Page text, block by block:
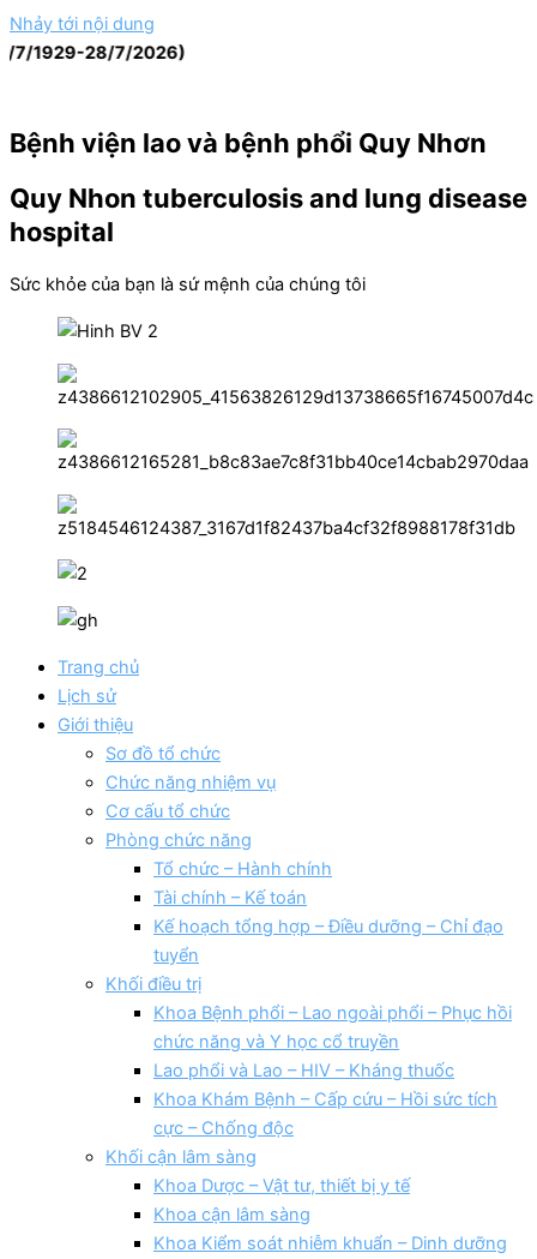
Nhảy tới nội dung
28/7/2026)
Bệnh viện lao và bệnh phổi Quy Nhơn
Quy Nhon tuberculosis and lung disease
hospital
Sức khỏe của bạn là sứ mệnh của chúng tôi
Trang chủ
Lịch sử
Giới thiệu
Sơ đồ tổ chức
Chức năng nhiệm vụ
Cơ cấu tổ chức
Phòng chức năng
Tổ chức – Hành chính
Tài chính – Kế toán
Kế hoạch tổng hợp – Điều dưỡng – Chỉ đạo
tuyển
Khối điều trị
Khoa Bệnh phổi – Lao ngoài phổi – Phục hồi
chức năng và Y học cổ truyền
Lao phổi và Lao – HIV – Kháng thuốc
Khoa Khám Bệnh – Cấp cứu – Hồi sức tích
cực – Chống độc
Khối cận lâm sàng
Khoa Dược – Vật tư, thiết bị y tế
Khoa cận lâm sàng
Khoa Kiểm soát nhiễm khuẩn – Dinh dưỡng